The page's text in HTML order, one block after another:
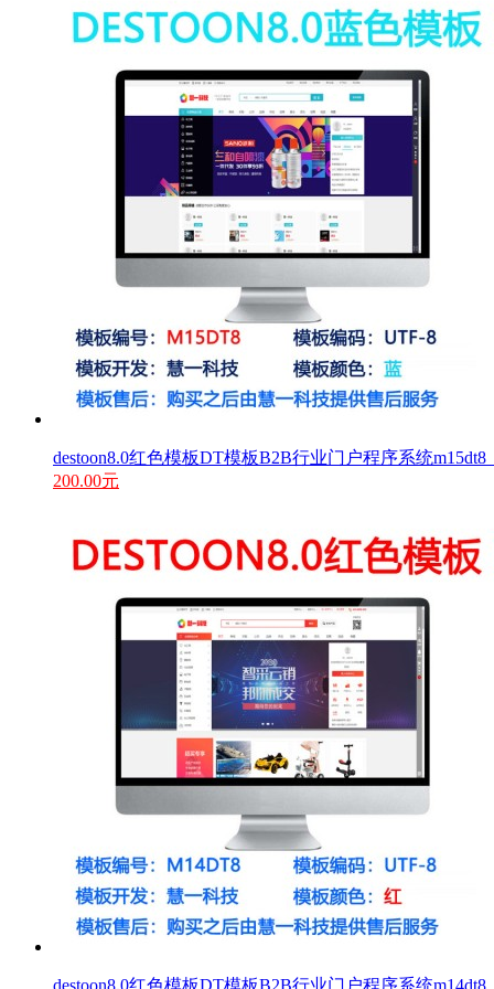
destoon8.0红色模板DT模板B2B行业门户程序系统m15dt8
200.00元
destoon8.0红色模板DT模板B2B行业门户程序系统m14dt8